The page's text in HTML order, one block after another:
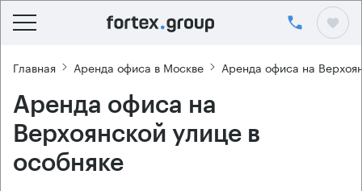
Главная Аренда офиса в Москве Аренда офиса на
Аренда офиса на
Верхоянской улице в
особняке